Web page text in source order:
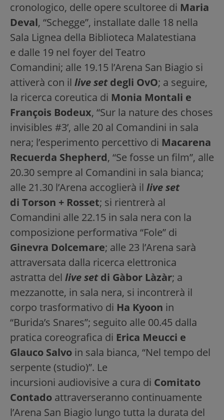
cronologico, delle opere scultoree di Maria
Deval, “Schegge”, installate dalle 18 nella
Sala Lignea della Biblioteca Malatestiana
e dalle 19 nel foyer del Teatro
Comandini; alle 19.15 l’Arena San Biagio si
attiverà con il live setdegli OvO; a seguire,
la ricerca coreutica di Monia Montali e
François Bodeux, “Sur la nature des choses
invisibles #3’, alle 20 al Comandini in sala
nera; l’esperimento percettivo di Macarena
Recuerda Shepherd, “Se fosse un film”, alle
20.30 sempre al Comandini in sala bianca;
alle 21.30 l’Arena accoglierà il live set
di Torson + Rosset; si rientrerà al
Comandini alle 22.15 in sala nera con la
composizione performativa “Fole” di
Ginevra Dolcemare; alle 23 l’Arena sarà
attraversata dalla ricerca elettronica
astratta del live setdi Gàbor Làzàr; a
mezzanotte, in sala nera, si incontrerà il
corpo trasformativo di Ha Kyoon in
“Burida’s Snares”; seguito alle 00.45 dalla
pratica coreografica di Erica Meucci e
Glauco Salvo in sala bianca, “Nel tempo del
serpente (studio)”. Le
incursioni audiovisive a cura di Comitato
Contado attraverseranno continuamente
l’Arena San Biagio lungo tutta la durata del